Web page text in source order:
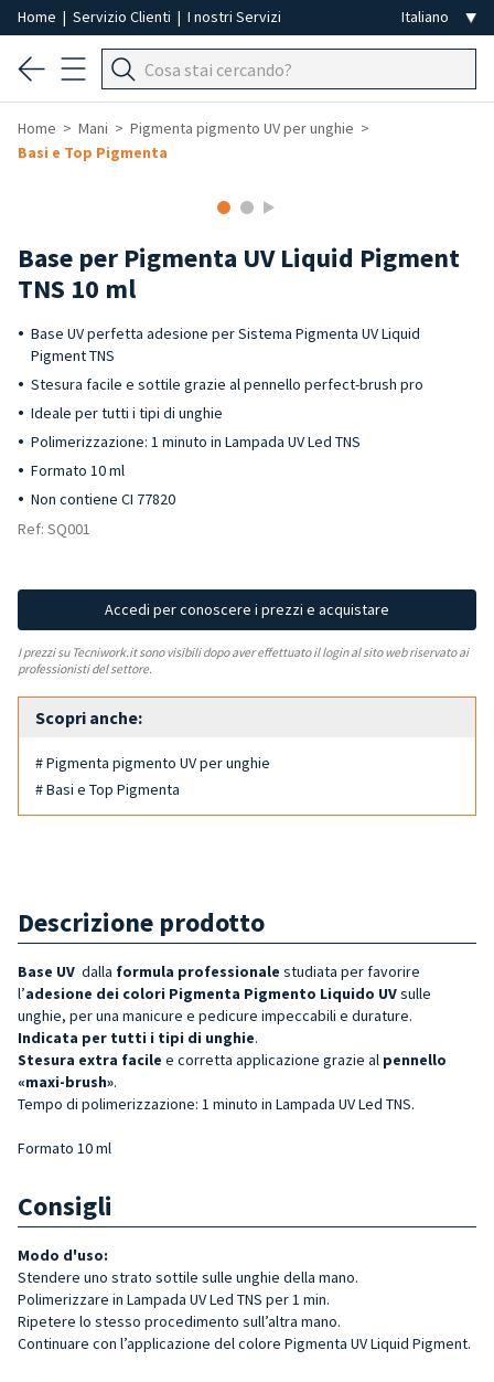
Home | Servizio Clienti | I nostri Servizi
Home Mani
Pigmenta pigmento UV per unghie
Basi e Top Pigmenta
Base per Pigmenta UV Liquid Pigment
TNS 10 ml
Base UV perfetta adesione per Sistema Pigmenta UV Liquid
Pigment TNS
Stesura facile e sottile grazie al pennello perfect-brush pro
Ideale per tutti i tipi di unghie
Polimerizzazione: 1 minuto in Lampada UV Led TNS
Formato 10 ml
Non contiene CI 77820
Ref: SQ001
Accedi per conoscere i prezzi e acquistare
I prezzi su Tecniwork.it sono visibili dopo aver effettuato il login al sito web riservato ai
professionisti del settore.
Scopri anche:
# Pigmenta pigmento UV per unghie
# Basi e Top Pigmenta
Descrizione prodotto
Base UV dalla formula professionale studiata per favorire
l’adesione dei colori Pigmenta Pigmento Liquido UVsulle
unghie, per una manicure e pedicure impeccabili e durature.
Indicata per tutti i tipi di unghie.
Stesura extra facile e corretta applicazione grazie al pennello
«maxi-brush».
Tempo di polimerizzazione: 1 minuto in Lampada UV Led TNS.
Formato 10 ml
Consigli
Modo d'uso:
Stendere uno strato sottile sulle unghie della mano.
Polimerizzare in Lampada UV Led TNS per 1 min.
Ripetere lo stesso procedimento sull’altra mano.
Continuare con l’applicazione del colore Pigmenta UV Liquid Pigment.